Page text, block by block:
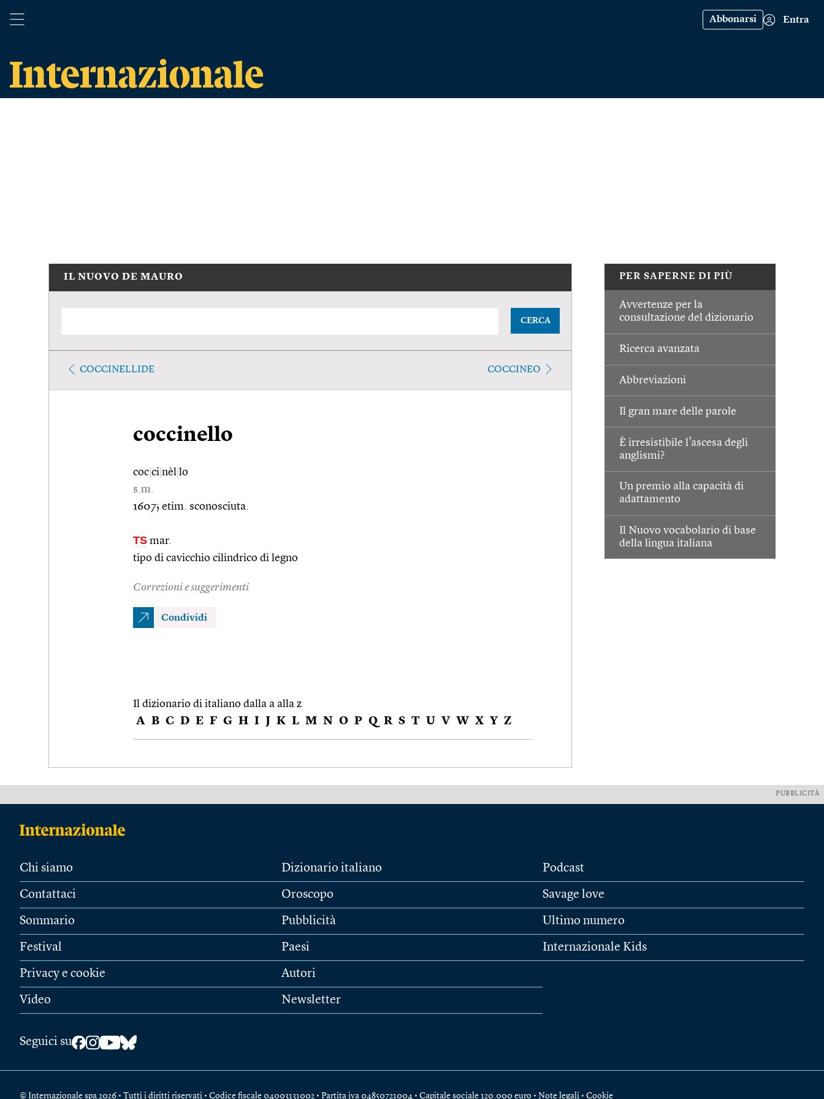
Abbonarsi Entra
PER SAPERNE DI PIÙ
Avvertenze per la
consultazione del dizionario
Ricerca avanzata
Abbreviazioni
Il gran mare delle parole
È irresistibile l’ascesa degli
anglismi?
Un premio alla capacità di
adattamento
Il Nuovo vocabolario di base
della lingua italiana
IL NUOVO DE MAURO
CERCA
COCCINELLIDE COCCINEO
coccinello
coc ci nèl lo
s.m.
1607; etim. sconosciuta.
TS mar.
tipo di cavicchio cilindrico di legno
Correzioni e suggerimenti
Condividi
Il dizionario di italiano dalla a alla z
A B C D E F G H I J K L M N O P Q R S T U V W X Y Z
PUBBLICITÀ
Chi siamo
Contattaci
Sommario
Festival
Privacy e cookie
Video
Dizionario italiano
Oroscopo
Pubblicità
Paesi
Autori
Newsletter
Podcast
Savage love
Ultimo numero
Internazionale Kids
Seguici su
© Internazionale spa 2026 • Tutti i diritti riservati • Codice fiscale 04003131002 • Partita iva 04850721004 • Capitale sociale 120.000 euro • Note legali • Cookie